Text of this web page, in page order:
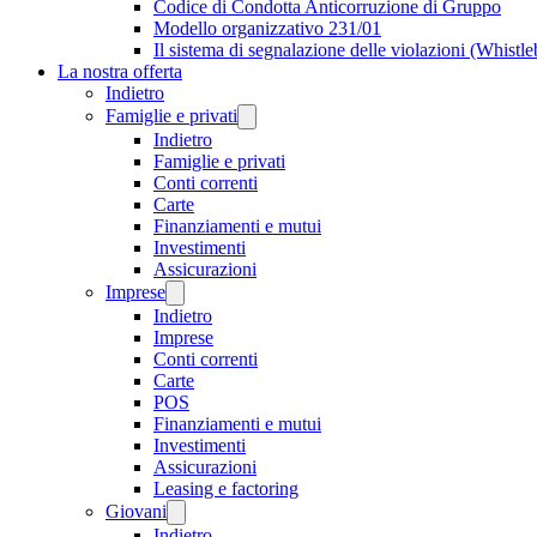
Codice di Condotta Anticorruzione di Gruppo
Modello organizzativo 231/01
Il sistema di segnalazione delle violazioni
La nostra offerta
Indietro
Famiglie e privati
Indietro
Famiglie e privati
Conti correnti
Carte
Finanziamenti e mutui
Investimenti
Assicurazioni
Imprese
Indietro
Imprese
Conti correnti
Carte
POS
Finanziamenti e mutui
Investimenti
Assicurazioni
Leasing e factoring
Giovani